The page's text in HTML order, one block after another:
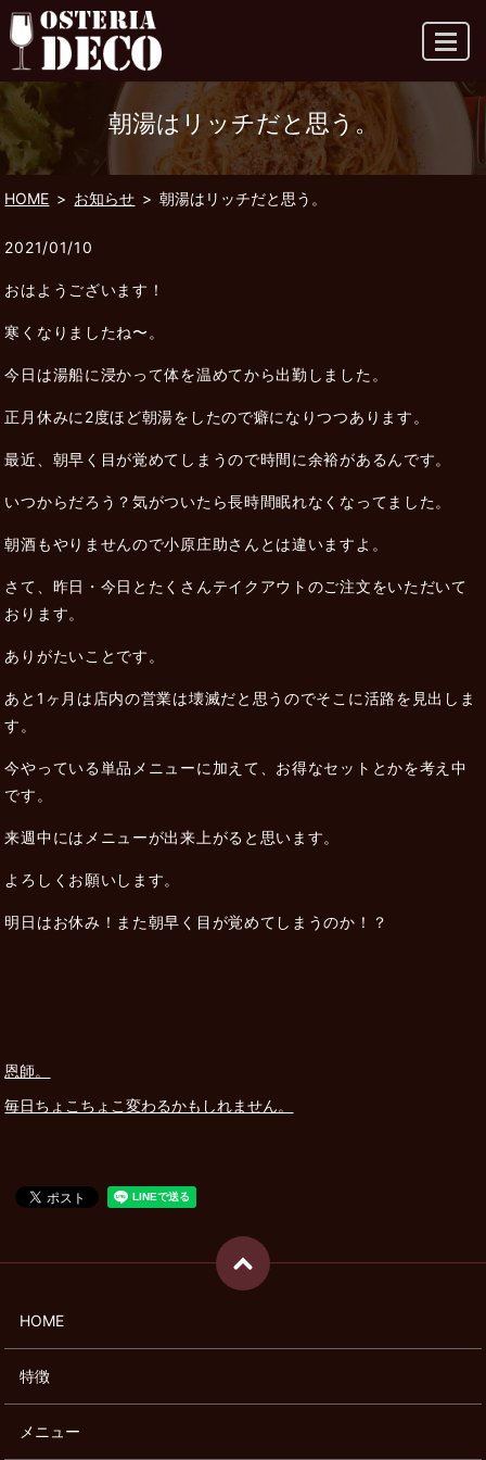
MENU
朝湯はリッチだと思う。
HOME お知らせ 朝湯はリッチだと思う。
2021/01/10
おはようございます！
寒くなりましたね〜。
今日は湯船に浸かって体を温めてから出勤しました。
正月休みに2度ほど朝湯をしたので癖になりつつあります。
最近、朝早く目が覚めてしまうので時間に余裕があるんです。
いつからだろう？気がついたら長時間眠れなくなってました。
朝酒もやりませんので小原庄助さんとは違いますよ。
さて、昨日・今日とたくさんテイクアウトのご注文をいただいて
おります。
ありがたいことです。
あと1ヶ月は店内の営業は壊滅だと思うのでそこに活路を見出しま
す。
今やっている単品メニューに加えて、お得なセットとかを考え中
です。
来週中にはメニューが出来上がると思います。
よろしくお願いします。
明日はお休み！また朝早く目が覚めてしまうのか！？
恩師。
毎日ちょこちょこ変わるかもしれません。
HOME
特徴
メニュー